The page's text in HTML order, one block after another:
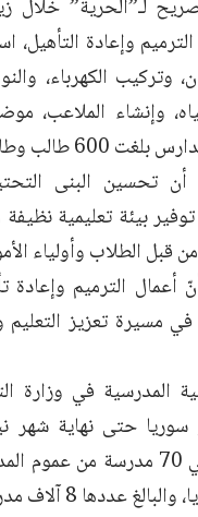
لـ”الحرية” ‏خلال
وإعادة التأهيل،
الكهرباء،
وإنشاء الملاعب،
طالب وطالبة.‏
أن تحسين البنى
بيئة ‏تعليمية
قبل الطلاب وأولياء
أعمال الترميم وإعادة
تعزيز التعليم
المدرسية في وزارة
حتى نهاية شهر
ترميم وتأهيل حوالي 70 ‏مدرسة
عددها 8 ‏آلاف مدرسة.‏